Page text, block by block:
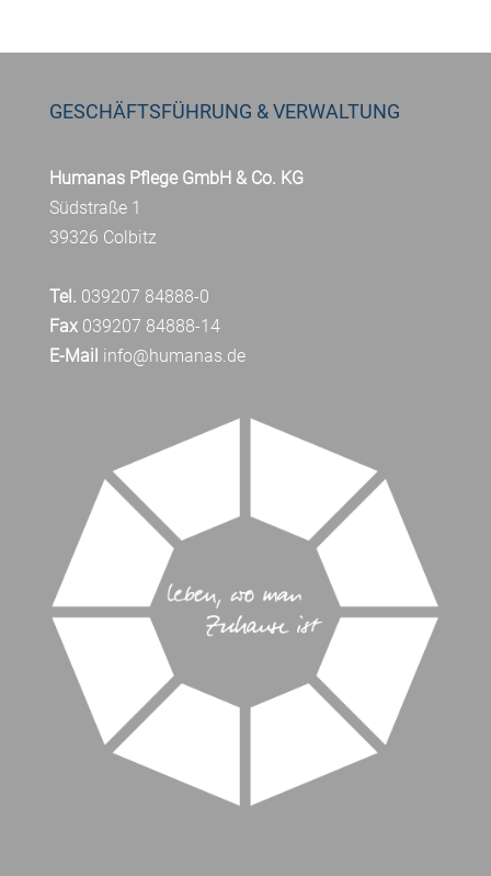
GESCHÄFTSFÜHRUNG & VERWALTUNG
Humanas Pflege GmbH & Co. KG
Südstraße 1
39326 Colbitz
Tel. 039207 84888-0
Fax039207 84888-14
E-Mail info@humanas.de